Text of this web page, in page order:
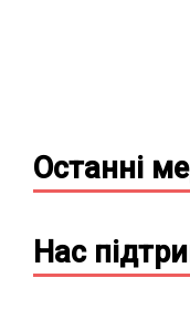
Останні
Нас